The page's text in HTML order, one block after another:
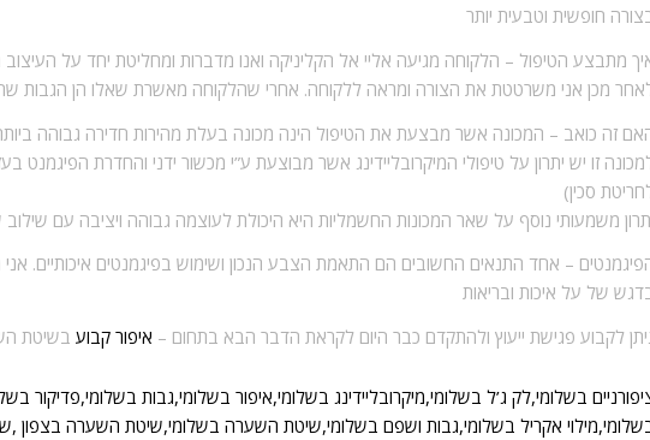
חופשית וטבעית יותר
מתבצע הטיפול – הלקוחה מגיעה אליי אל הקליניקה ואנו מדברות ומחליטת יחד על העיצוב
מכן אני משרטטת את הצורה ומראה ללקוחה. אחרי שהלקוחה מאשרת שאלו הן הגבות
זה כואב – המכונה אשר מבצעת את הטיפול הינה מכונה בעלת מהירות חדירה גבוהה
זו יש יתרון על טיפולי המיקרובליידינג אשר מבוצעת ע”י מכשור ידני והחדרת
סכין)
משמעותי נוסף על שאר המכונות החשמליות היא היכולת לעוצמה גבוהה ויציבה עם
– אחד התנאים החשובים הם התאמת הצבע הנכון ושימוש בפיגמנטים איכותיים.
של על איכות ובריאות
לקבוע פגישת ייעוץ ולהתקדם כבר היום לקראת הדבר הבא בתחום – איפור קבועבשיטת
בשלומי,לק ג’ל בשלומי,מיקרובליידינג בשלומי,איפור בשלומי,גבות בשלומי,פדיקור
אקריל בשלומי,גבות ושפם בשלומי,שיטת השערה בשלומי,שיטת השערה בצפון